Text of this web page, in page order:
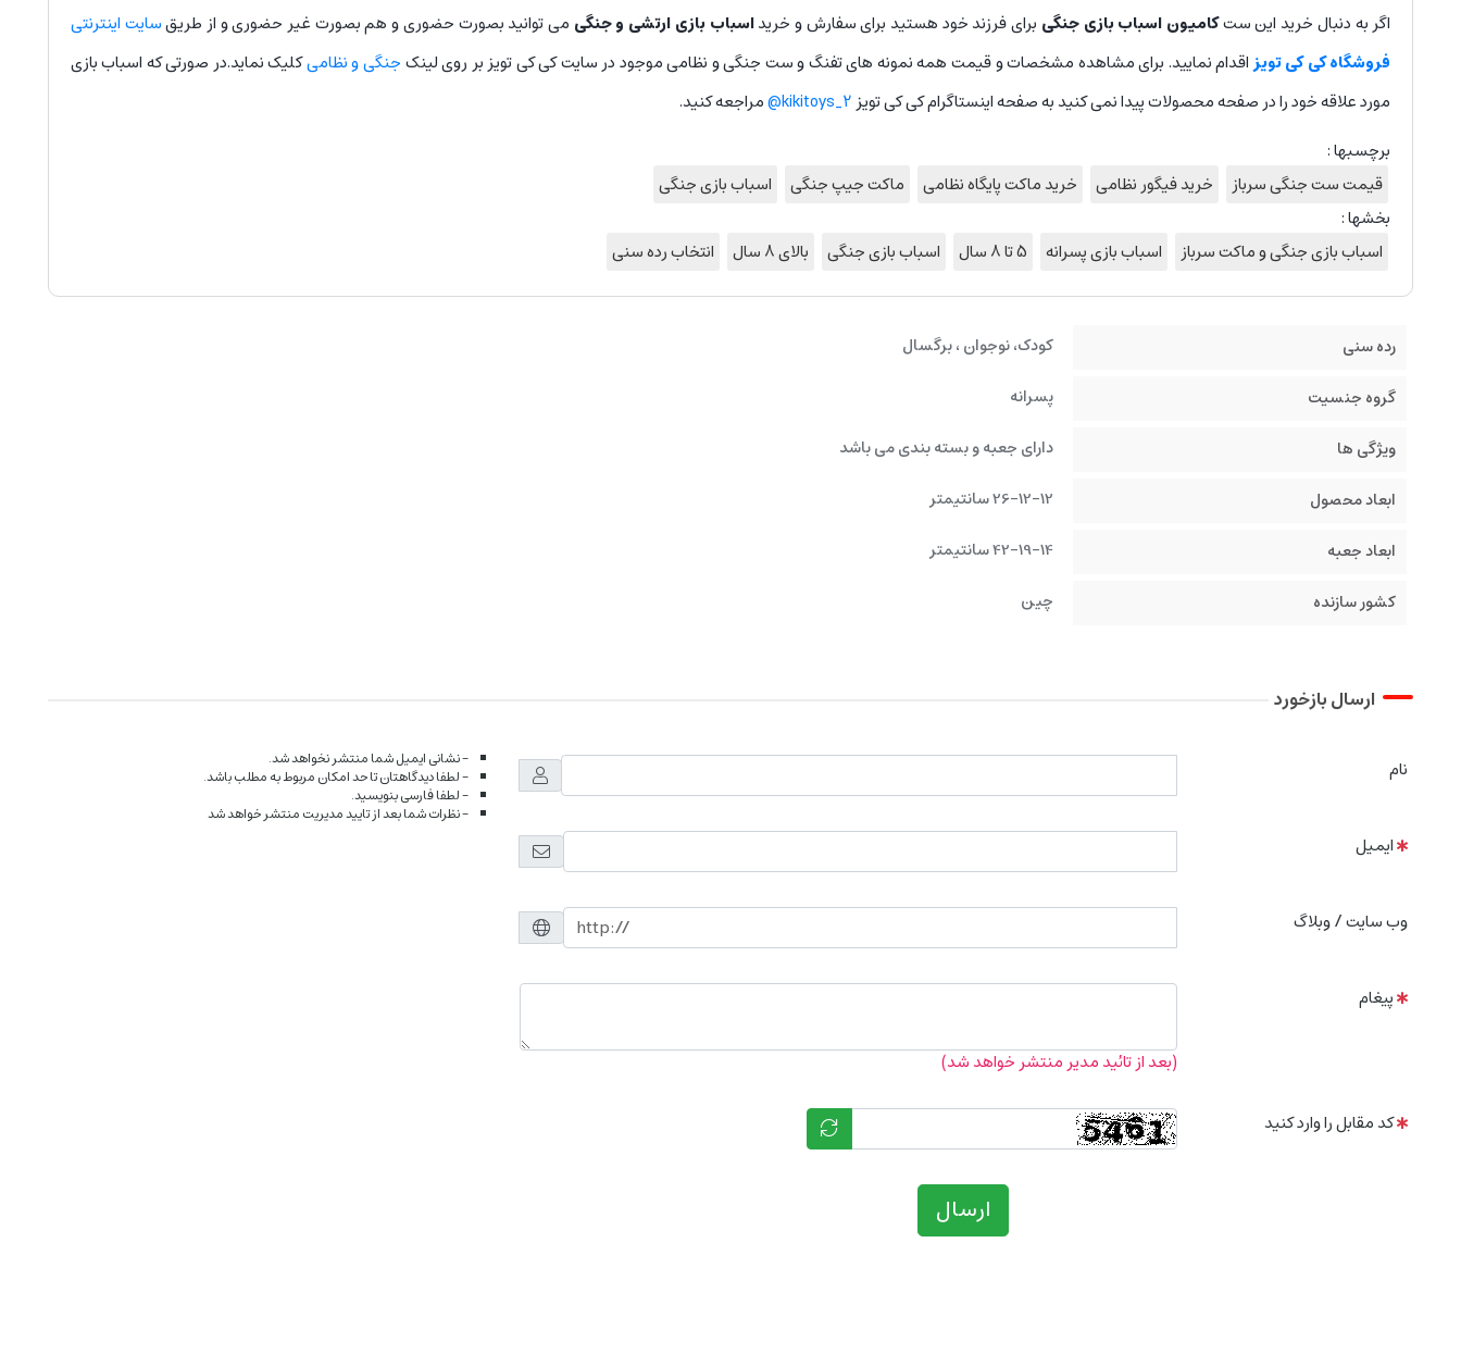
اگر به دنبال خرید این ستکامیون اسباب بازی جنگی برای فرزند خود هستید برای سفارش و خریداسباب بازی ارتشی و جنگی می توانید بصورت حضوری و هم بصورت غیر حضوری و از طریقسایت اینترنتی
فروشگاه کی کی تویز اقدام نمایید. برای مشاهده مشخصات و قیمت همه نمونه های تفنگ و ست جنگی و نظامی موجود در سایت کی کی تویز بر روی لینک جنگی و نظامیکلیک نماید.در صورتی که اسباب بازی
مورد علاقه خود را در صفحه محصولات پیدا نمی کنید به صفحه اینستاگرام کی کی تویز kikitoys_2@ مراجعه کنید.
برچسبها :
قیمت ست جنگی سرباز
خرید فیگور نظامی خرید ماکت پایگاه نظامی ماکت جیپ جنگی
اسباب بازی جنگی
بخشها :
اسباب بازی جنگی و ماکت سرباز
اسباب بازی پسرانه 5 تا 8 سال اسباب بازی جنگی بالای 8 سال انتخاب رده سنی
رده سنی
کودک، نوجوان ، برگسال
گروه جنسیت
پسرانه
ویژگی ها
دارای جعبه و بسته بندی می باشد
ابعاد محصول
26-12-12 سانتیمتر
ابعاد جعبه
42-19-14 سانتیمتر
کشور سازنده
چین
ارسال بازخورد
نام
ایمیل
وب سایت / وبلاگ
پیغام
(بعد از تائید مدیر منتشر خواهد شد)
کد مقابل را وارد کنید
ارسال
- نشانی ایمیل شما منتشر نخواهد شد.
- لطفا دیدگاهتان تا حد امکان مربوط به مطلب باشد.
- لطفا فارسی بنویسید.
- نظرات شما بعد از تایید مدیریت منتشر خواهد شد